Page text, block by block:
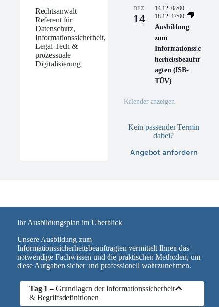
Rechtsanwalt
Referent für
Datenschutz,
Informationssicherheit,
Legal Tech &
prozessuale
Digitalisierung.
DEZ.
14
14.12. 08:00 –
18.12. 17:00
Ausbildung
zum
Informationssic
herheitsbeauftr
agten (ISB-
TÜV)
Kalender anzeigen
Kein passender Termin
dabei?
Angebot anfordern
Ihr Ausbildungsplan im Überblick
Unsere Ausbildung zum
Informationssicherheitsbeauftragten vermittelt Ihnen das
notwendige Fachwissen und die praktischen Methoden, um
diese Aufgaben sicher und professionell wahrzunehmen.
Tag 1 –Grundlagen der Informationssicherheit
& Begriffsdefinitionen